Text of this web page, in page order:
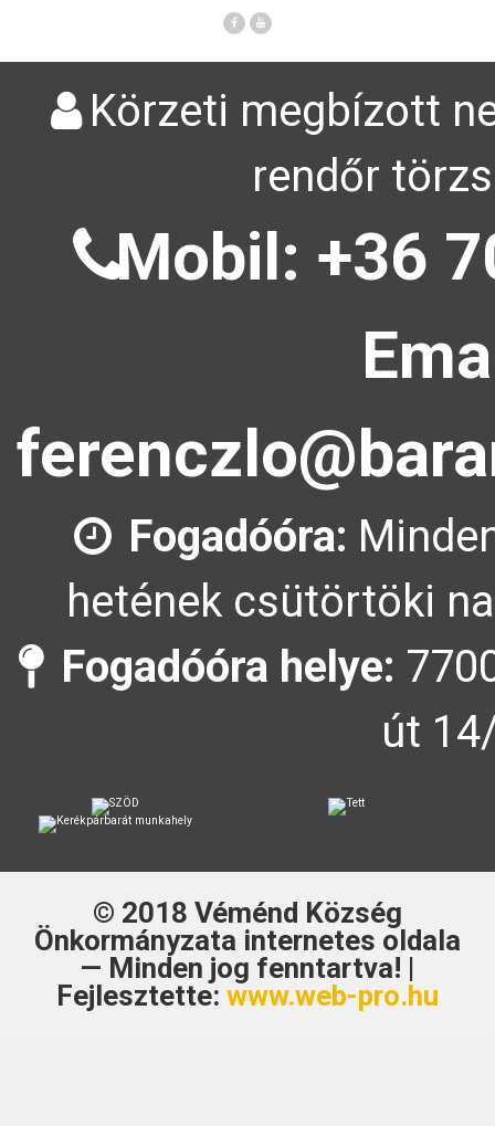
Körzeti megbízott
rendőr
Mobil: +36
Fogadóóra:
hetének csütörtöki
Fogadóóra helye:
út
© 2018 Véménd Község
Önkormányzata internetes oldala
— Minden jog fenntartva! |
Fejlesztette: www.web-pro.hu